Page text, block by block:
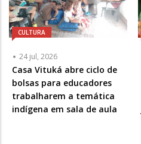
CULTURA
24 jul, 2026
Casa Vituká abre ciclo de
bolsas para educadores
trabalharem a temática
indígena em sala de aula